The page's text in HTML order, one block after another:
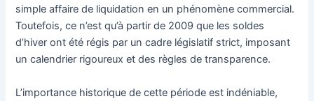
simple affaire de liquidation en un phénomène commercial.
Toutefois, ce n’est qu’à partir de 2009 que les soldes
d’hiver ont été régis par un cadre législatif strict, imposant
un calendrier rigoureux et des règles de transparence.
L’importance historique de cette période est indéniable,